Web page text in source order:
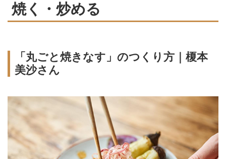
焼く・炒める
「丸ごと焼きなす」のつくり方｜榎本
美沙さん